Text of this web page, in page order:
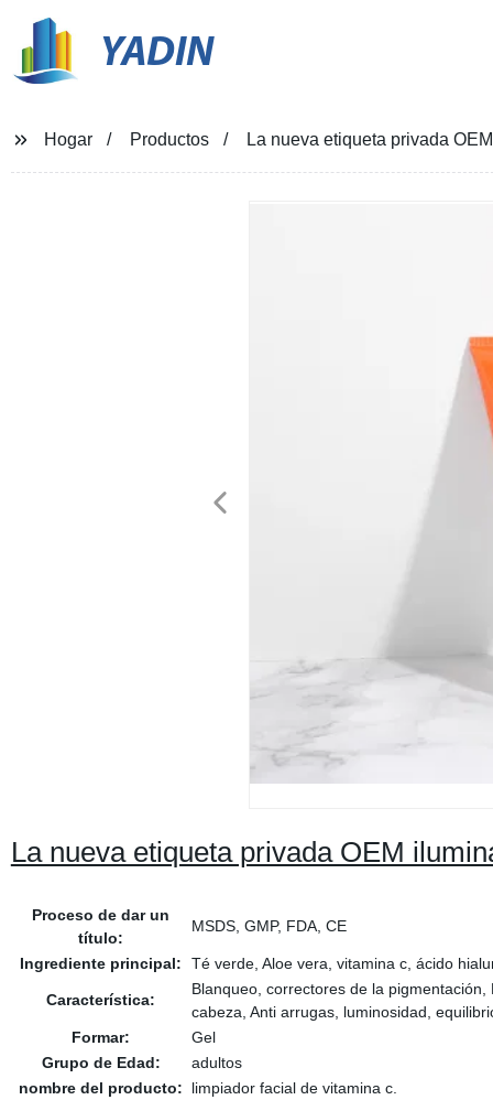
YADIN
Hogar Productos La nueva etiqueta privada
La nueva etiqueta privada OEM
Proceso de dar un
título:
MSDS, GMP, FDA, CE
Ingrediente principal: Té verde, Aloe vera, vitamina c, ácido
Característica:
Blanqueo, correctores de la
cabeza, Anti arrugas, luminosidad,
Formar:
Gel
Grupo de Edad:
adultos
nombre del producto:
limpiador facial de vitamina c.